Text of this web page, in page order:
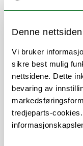
Denne
Vi bruker
sikre best mulig
nettsidene. Dette
bevaring av
tredjeparts-
Om